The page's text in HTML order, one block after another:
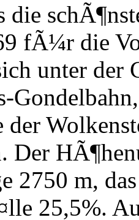
die
fÃ¼r die
unter
der
Der
2750 m,
25,5%.